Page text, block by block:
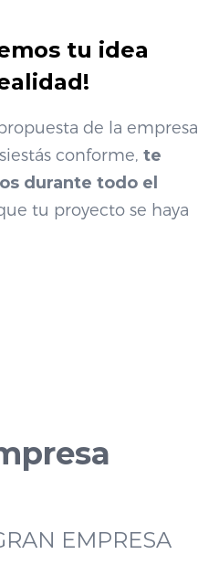
tu idea
de la empresa
estás conforme, te
durante todo el
tu proyecto se haya
EMPRESA